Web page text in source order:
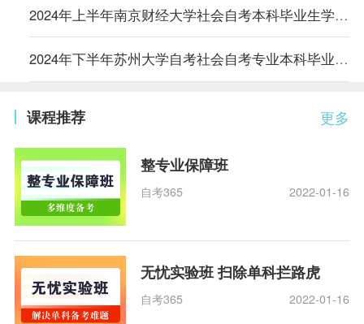
2024年上半年南京财经大学社会自考本科毕业生学位证书领取通知
2024年下半年苏州大学自考社会自考专业本科毕业论文申请审核结果公示与论文写作有关事项的通知
更多
课程推荐
整专业保障班
自考365 2022-01-16
无忧实验班 扫除单科拦路虎
自考365 2022-01-16